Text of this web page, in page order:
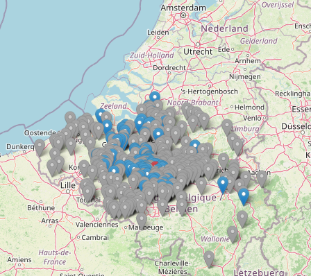
Ronde Van Flandriën
Schapentocht
Het lossen van de kunst
Kerkstraten
7 rollen van Steven Seagal
Dodentocht
Redelijk slecht weer
In vogelvlucht